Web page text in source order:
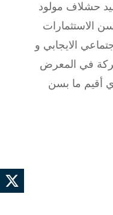
حشلاف مولود
الاستثمارات
الايجابي و
في المعرض
أقيم ما بسن